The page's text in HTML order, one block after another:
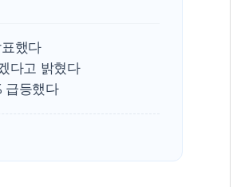
무역선부터 요트까지...관세
서연컴퍼니, 시드 투자 유치
피치 "韓 코스피 약세 장기화
했다
다고 밝혔다
급등했다